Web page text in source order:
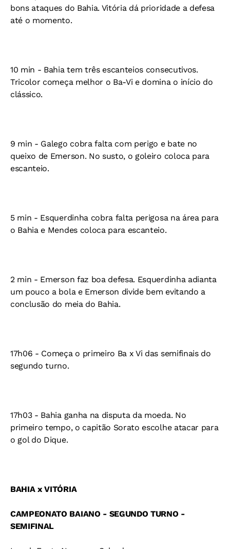
bons ataques do Bahia. Vitória dá prioridade a defesa
até o momento.
10 min - Bahia tem três escanteios consecutivos.
Tricolor começa melhor o Ba-Vi e domina o início do
clássico.
9 min - Galego cobra falta com perigo e bate no
queixo de Emerson. No susto, o goleiro coloca para
escanteio.
5 min - Esquerdinha cobra falta perigosa na área para
o Bahia e Mendes coloca para escanteio.
2 min - Emerson faz boa defesa. Esquerdinha adianta
um pouco a bola e Emerson divide bem evitando a
conclusão do meia do Bahia.
17h06 - Começa o primeiro Ba x Vi das semifinais do
segundo turno.
17h03 - Bahia ganha na disputa da moeda. No
primeiro tempo, o capitão Sorato escolhe atacar para
o gol do Dique.
BAHIA x VITÓRIA
CAMPEONATO BAIANO - SEGUNDO TURNO -
SEMIFINAL